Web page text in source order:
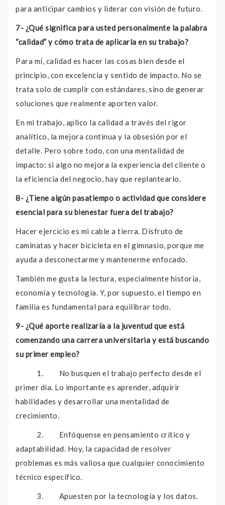
para anticipar cambios y liderar con visión de futuro.
7- ¿Qué significa para usted personalmente la palabra
“calidad” y cómo trata de aplicarla en su trabajo?
Para mí, calidad es hacer las cosas bien desde el
principio, con excelencia y sentido de impacto. No se
trata solo de cumplir con estándares, sino de generar
soluciones que realmente aporten valor.
En mi trabajo, aplico la calidad a través del rigor
analítico, la mejora continua y la obsesión por el
detalle. Pero sobre todo, con una mentalidad de
impacto: si algo no mejora la experiencia del cliente o
la eficiencia del negocio, hay que replantearlo.
8- ¿Tiene algún pasatiempo o actividad que considere
esencial para su bienestar fuera del trabajo?
Hacer ejercicio es mi cable a tierra. Disfruto de
caminatas y hacer bicicleta en el gimnasio, porque me
ayuda a desconectarme y mantenerme enfocado.
También me gusta la lectura, especialmente historia,
economía y tecnología. Y, por supuesto, el tiempo en
familia es fundamental para equilibrar todo.
9- ¿Qué aporte realizaría a la juventud que está
comenzando una carrera universitaria y está buscando
su primer empleo?
1. No busquen el trabajo perfecto desde el
primer día. Lo importante es aprender, adquirir
habilidades y desarrollar una mentalidad de
crecimiento.
2. Enfóquense en pensamiento crítico y
adaptabilidad. Hoy, la capacidad de resolver
problemas es más valiosa que cualquier conocimiento
técnico específico.
3. Apuesten por la tecnología y los datos.